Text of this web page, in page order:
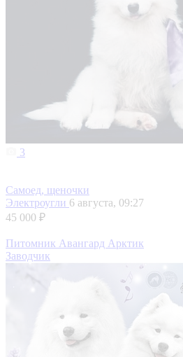
3
Самоед, щеночки
Электроугли 6 августа, 09:27
45 000 ₽
Питомник Авангард Арктик
Заводчик